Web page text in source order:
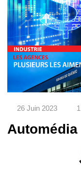
26 Juin 2023